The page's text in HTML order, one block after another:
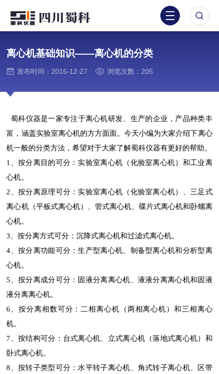
离心机基础知识——离心机的分类
发布时间：2016-12-27 浏览次数：205
蜀科仪器是一家专注于离心机研发、生产的企业，产品种类丰
富，涵盖实验室离心机的方方面面。今天小编为大家介绍下离心
机一般的分类方法，希望对于大家了解蜀科仪器有更好的帮助。
1、按分离目的可分：实验室离心机（化验室离心机）和工业离
心机。
2、按分离原理可分：实验室离心机（化验室离心机）、三足式
离心机（平板式离心机）、管式离心机、碟片式离心机和卧螺离
心机。
3、按分离方式可分：沉降式离心机和过滤式离心机。
4、按分离功能可分：生产型离心机、制备型离心机和分析型离
心机。
5、按分离成分可分：固液分离离心机、液液分离离心机和固液
液分离离心机。
6、按分离相数可分：二相离心机（两相离心机）和三相离心
机。
7、按结构可分：台式离心机、立式离心机（落地式离心机）和
卧式离心机。
8、按转子类型可分：水平转子离心机、角式转子离心机、区带